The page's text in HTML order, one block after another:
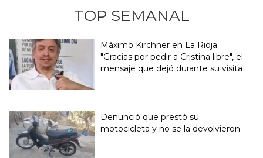
TOP SEMANAL
Máximo Kirchner en La Rioja:
"Gracias por pedir a Cristina libre", el
mensaje que dejó durante su visita
Denunció que prestó su
motocicleta y no se la devolvieron